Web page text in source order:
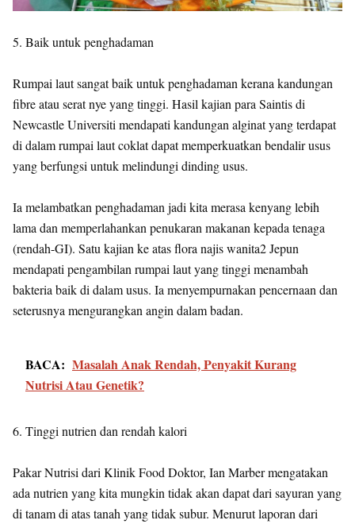
5. Baik untuk penghadaman
Rumpai laut sangat baik untuk penghadaman kerana kandungan
fibre atau serat nye yang tinggi. Hasil kajian para Saintis di
Newcastle Universiti mendapati kandungan alginat yang terdapat
di dalam rumpai laut coklat dapat memperkuatkan bendalir usus
yang berfungsi untuk melindungi dinding usus.
Ia melambatkan penghadaman jadi kita merasa kenyang lebih
lama dan memperlahankan penukaran makanan kepada tenaga
(rendah-GI). Satu kajian ke atas flora najis wanita2 Jepun
mendapati pengambilan rumpai laut yang tinggi menambah
bakteria baik di dalam usus. Ia menyempurnakan pencernaan dan
seterusnya mengurangkan angin dalam badan.
BACA: Masalah Anak Rendah, Penyakit Kurang
Nutrisi Atau Genetik?
6. Tinggi nutrien dan rendah kalori
Pakar Nutrisi dari Klinik Food Doktor, Ian Marber mengatakan
ada nutrien yang kita mungkin tidak akan dapat dari sayuran yang
di tanam di atas tanah yang tidak subur. Menurut laporan dari